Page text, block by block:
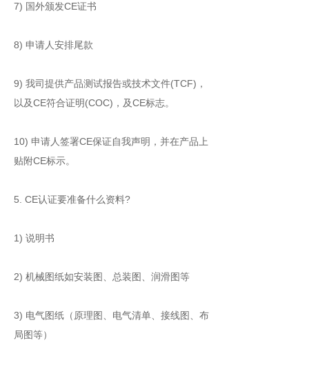
7) 国外颁发CE证书
8) 申请人安排尾款
9) 我司提供产品测试报告或技术文件(TCF)，
以及CE符合证明(COC)，及CE标志。
10) 申请人签署CE保证自我声明，并在产品上
贴附CE标示。
5. CE认证要准备什么资料?
1) 说明书
2) 机械图纸如安装图、总装图、润滑图等
3) 电气图纸（原理图、电气清单、接线图、布
局图等）